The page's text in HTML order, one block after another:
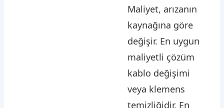
Maliyet, arızanın
kaynağına göre
değişir. En uygun
maliyetli çözüm
kablo değişimi
veya klemens
temizliğidir. En